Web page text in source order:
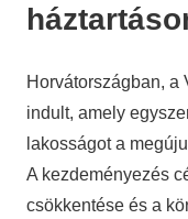
Horvátországban, a
indult, amely
lakosságot a
A kezdeményezés
csökkentése és a